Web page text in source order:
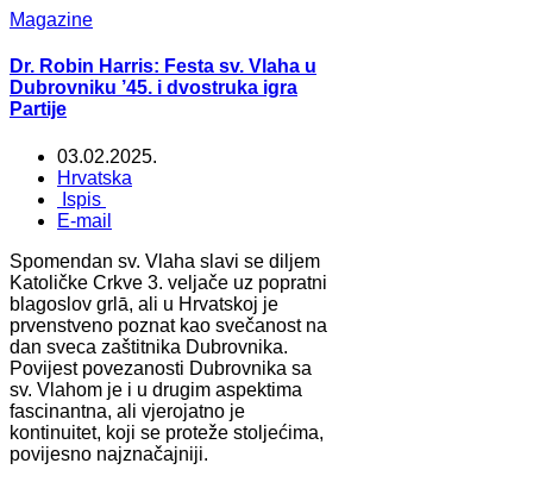
Magazine
Dr. Robin Harris: Festa sv. Vlaha u
Dubrovniku ’45. i dvostruka igra
Partije
03.02.2025.
Hrvatska
Ispis
E-mail
Spomendan sv. Vlaha slavi se diljem
Katoličke Crkve 3. veljače uz popratni
blagoslov grlā, ali u Hrvatskoj je
prvenstveno poznat kao svečanost na
dan sveca zaštitnika Dubrovnika.
Povijest povezanosti Dubrovnika sa
sv. Vlahom je i u drugim aspektima
fascinantna, ali vjerojatno je
kontinuitet, koji se proteže stoljećima,
povijesno najznačajniji.